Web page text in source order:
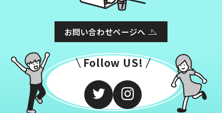
お問い合わせページへ
Follow US!